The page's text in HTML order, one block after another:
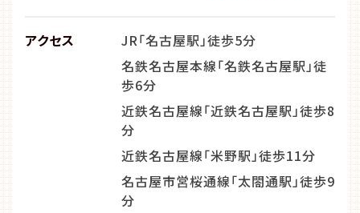
アクセス
JR「名古屋駅」徒歩5分
名鉄名古屋本線「名鉄名古屋駅」徒
歩6分
近鉄名古屋線「近鉄名古屋駅」徒歩8
分
近鉄名古屋線「米野駅」徒歩11分
名古屋市営桜通線「太閤通駅」徒歩9
分